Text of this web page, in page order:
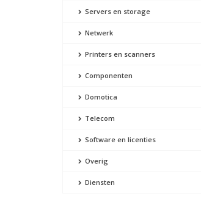
Servers en storage
Netwerk
Printers en scanners
Componenten
Domotica
Telecom
Software en licenties
Overig
Diensten